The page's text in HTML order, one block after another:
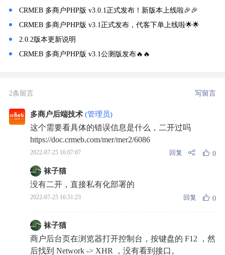
CRMEB 多商户PHP版 v3.0.1正式发布！新版本上线啦🎉🎉
CRMEB 多商户PHP版 v3.1正式发布，代客下单上线啦🌟🌟
2.0.2版本更新说明
CRMEB 多商户PHP版 v3.1公测版发布🔥🔥
2条留言 写留言
多商户后端技术 (管理员)
这个需要看具体的错误信息是什么，二开过吗
https://doc.crmeb.com/mer/mer2/6086
2022-07-25 16:07:07 回复 0
袜子猫
没有二开，直接私有化部署的
2022-07-25 16:51:23 回复 0
袜子猫
商户后台页在浏览器打开控制台，按键盘的 F12 ，然
后找到 Network -> XHR ，没有看到接口。